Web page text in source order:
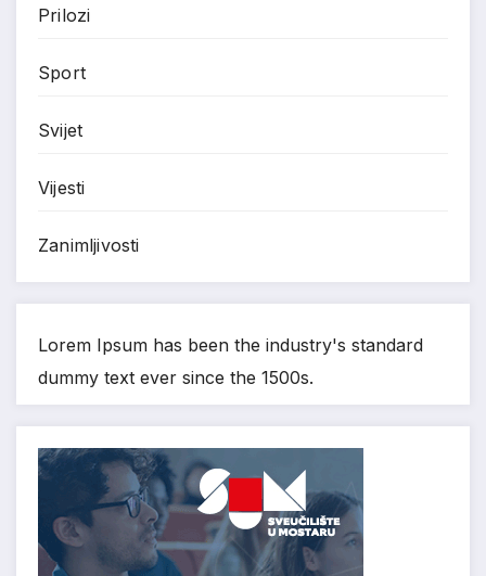
Prilozi
Sport
Svijet
Vijesti
Zanimljivosti
Lorem Ipsum has been the industry's standard
dummy text ever since the 1500s.